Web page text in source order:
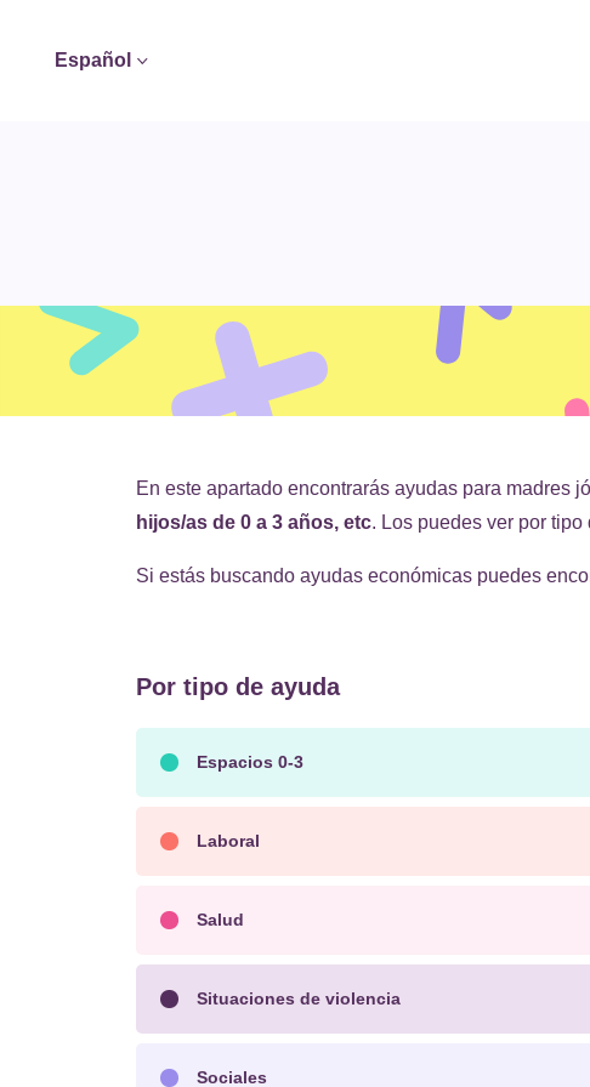
Español
En este apartado encontrarás ayudas para madres
hijos/as de 0 a 3 años, etc. Los puedes ver por
Si estás buscando ayudas económicas puedes
Por tipo de ayuda
Espacios 0-3
Laboral
Salud
Situaciones de violencia
Sociales